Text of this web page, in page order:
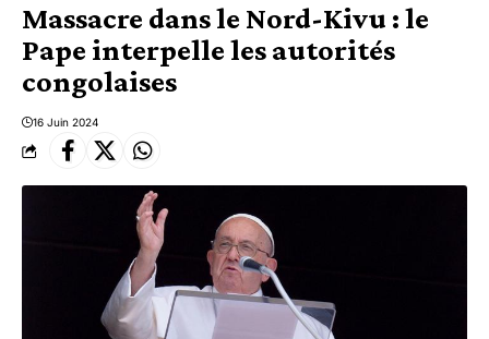
Massacre dans le Nord-Kivu : le
Pape interpelle les autorités
congolaises
16 Juin 2024